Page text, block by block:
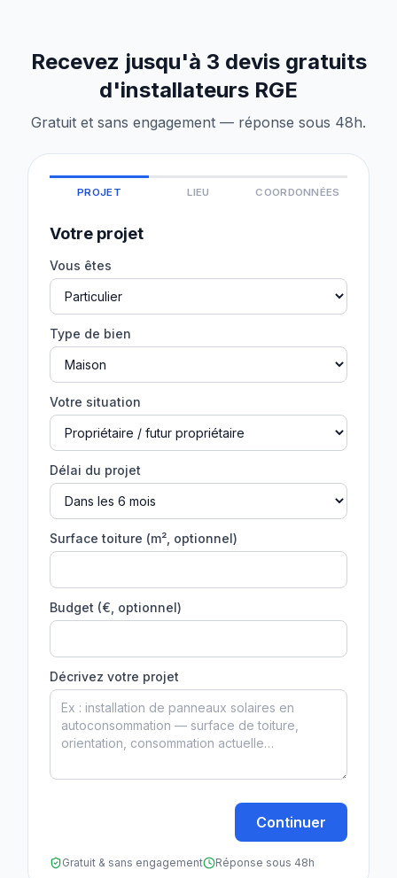
Recevez jusqu'à 3 devis gratuits
d'installateurs RGE
Gratuit et sans engagement — réponse sous 48h.
PROJET LIEU COORDONNÉES
Votre projet
Vous êtes
Type de bien
Votre situation
Délai du projet
Surface toiture (m², optionnel)
Budget (€, optionnel)
Décrivez votre projet
Continuer
Gratuit & sans engagement Réponse sous 48h